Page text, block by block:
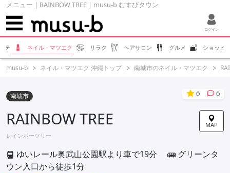
メニュー | RAINBOW TREE | musu-b むすびタウン
ログイン
テ ネイル・マツエク リラク ヘアサロン グルメ ショッピ
musu-b ネイル・マツエク 沖縄トップ 南城市のネイル・マツエク
南城市 0 0
MAP
RAINBOW TREE
レインボーツリー
ゆいレール奥武山公園駅より車で19分
グリーンタ
ウン入口から徒歩1分